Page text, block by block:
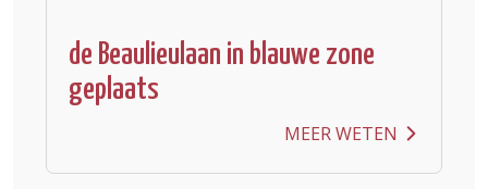
de Beaulieulaan in blauwe zone
geplaats
MEER WETEN